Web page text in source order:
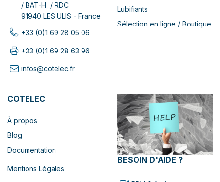
/ BAT-H / RDC
91940 LES ULIS - France
+33 (0)1 69 28 05 06
+33 (0)1 69 28 63 96
infos@cotelec.fr
Lubifiants
Sélection en ligne / Boutique
COTELEC
À propos
Blog
Documentation
Mentions Légales
BESOIN D'AIDE ?